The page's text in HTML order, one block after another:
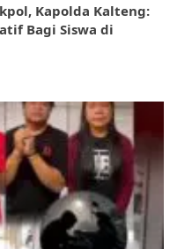
Kapolda Kalteng:
Bagi Siswa di